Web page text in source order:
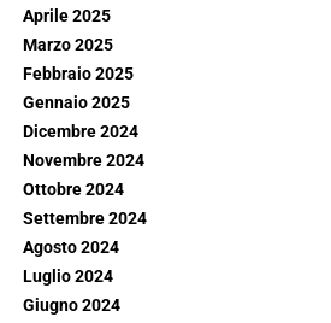
Aprile 2025
Marzo 2025
Febbraio 2025
Gennaio 2025
Dicembre 2024
Novembre 2024
Ottobre 2024
Settembre 2024
Agosto 2024
Luglio 2024
Giugno 2024